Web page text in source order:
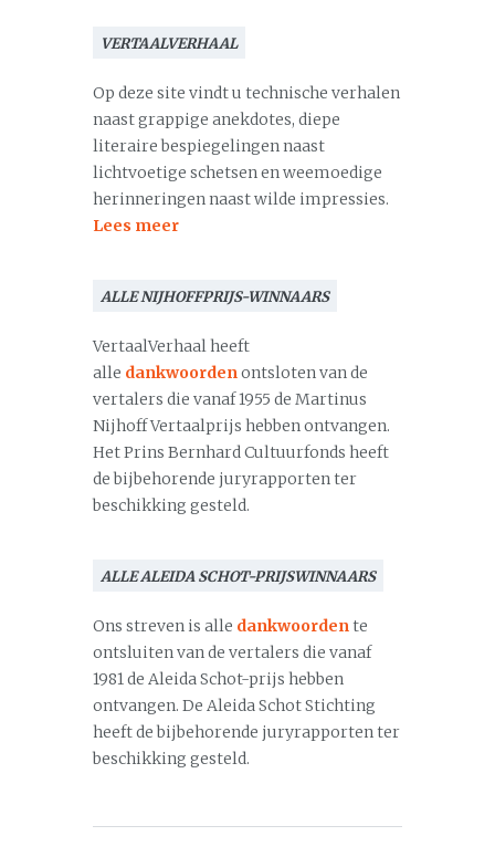
VERTAALVERHAAL
Op deze site vindt u technische verhalen
naast grappige anekdotes, diepe
literaire bespiegelingen naast
lichtvoetige schetsen en weemoedige
herinneringen naast wilde impressies.
Lees meer
ALLE NIJHOFFPRIJS-WINNAARS
VertaalVerhaal heeft
alle dankwoordenontsloten van de
vertalers die vanaf 1955 de Martinus
Nijhoff Vertaalprijs hebben ontvangen.
Het Prins Bernhard Cultuurfonds heeft
de bijbehorende juryrapporten ter
beschikking gesteld.
ALLE ALEIDA SCHOT-PRIJSWINNAARS
Ons streven is alle dankwoordente
ontsluiten van de vertalers die vanaf
1981 de Aleida Schot-prijs hebben
ontvangen. De Aleida Schot Stichting
heeft de bijbehorende juryrapporten ter
beschikking gesteld.